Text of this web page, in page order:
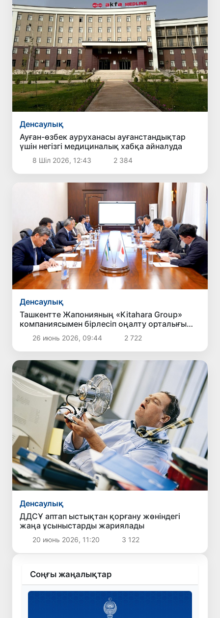
Денсаулық
Ауған-өзбек ауруханасы ауғанстандықтар
үшін негізгі медициналық хабқа айналуда
8 Шіл 2026, 12:43 2 384
Денсаулық
Ташкентте Жапонияның «Kitahara Group»
компаниясымен бірлесіп оңалту орталығы
құрылады
26 июнь 2026, 09:44 2 722
Денсаулық
ДДСҰ аптап ыстықтан қорғану жөніндегі
жаңа ұсыныстарды жариялады
20 июнь 2026, 11:20 3 122
Соңғы жаңалықтар